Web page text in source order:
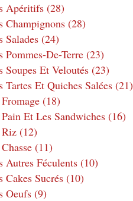
Apéritifs (28)
Champignons (28)
Salades (24)
Pommes-De-Terre (23)
Soupes Et Veloutés (23)
Tartes Et Quiches Salées (21)
(18)
Et Les Sandwiches (16)
(12)
(11)
Autres Féculents (10)
Cakes Sucrés (10)
Oeufs (9)